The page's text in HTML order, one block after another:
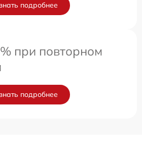
подробнее
при повторном
подробнее